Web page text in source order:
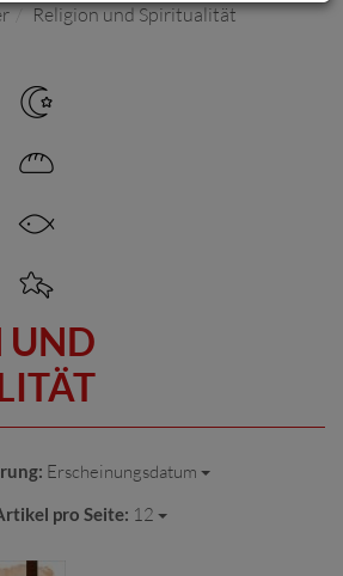
Religion und Spiritualität
UND
Erscheinungsdatum
pro Seite: 12